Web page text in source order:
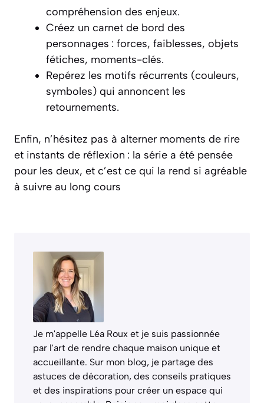
compréhension des enjeux.
Créez un carnet de bord des
personnages : forces, faiblesses, objets
fétiches, moments-clés.
Repérez les motifs récurrents (couleurs,
symboles) qui annoncent les
retournements.
Enfin, n’hésitez pas à alterner moments de rire
et instants de réflexion : la série a été pensée
pour les deux, et c’est ce qui la rend si agréable
à suivre au long cours
Je m'appelle Léa Roux et je suis passionnée
par l'art de rendre chaque maison unique et
accueillante. Sur mon blog, je partage des
astuces de décoration, des conseils pratiques
et des inspirations pour créer un espace qui